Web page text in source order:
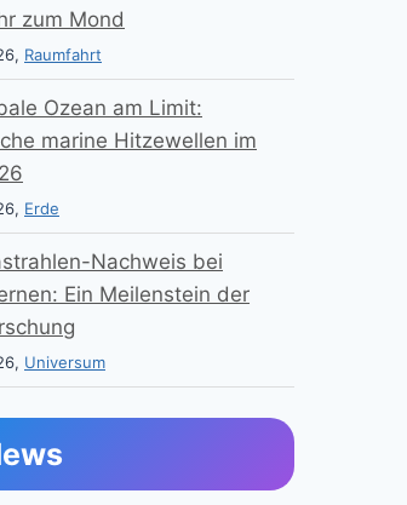
zum Mond
Raumfahrt
Ozean am Limit:
marine Hitzewellen im
Erde
Nachweis bei
Ein Meilenstein der
Universum